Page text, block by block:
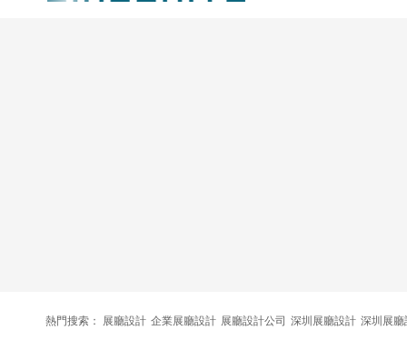
熱門搜索： 展廳設計 企業展廳設計 展廳設計公司 深圳展廳設計 深圳展